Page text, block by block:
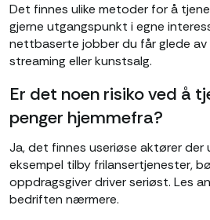
Det finnes ulike metoder for å
gjerne utgangspunkt i egne
nettbaserte jobber du får glede
streaming eller kunstsalg.
Er det noen risiko ved å
penger hjemmefra?
Ja, det finnes useriøse aktører der
eksempel tilby frilansertjenester,
oppdragsgiver driver seriøst. Les
bedriften nærmere.